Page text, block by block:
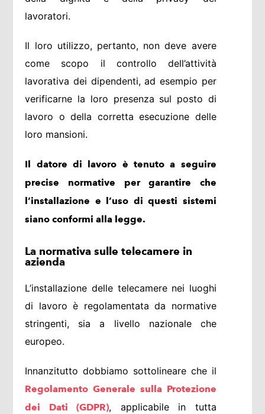
lavoratori.
Il loro utilizzo, pertanto, non deve avere
come scopo il controllo dell’attività
lavorativa dei dipendenti, ad esempio per
verificarne la loro presenza sul posto di
lavoro o della corretta esecuzione delle
loro mansioni.
Il datore di lavoro è tenuto a seguire
precise normative per garantire che
l’installazione e l’uso di questi sistemi
siano conformi alla legge.
La normativa sulle telecamere in
azienda
L’installazione delle telecamere nei luoghi
di lavoro è regolamentata da normative
stringenti, sia a livello nazionale che
europeo.
Innanzitutto dobbiamo sottolineare che il
Regolamento Generale sulla Protezione
dei Dati (GDPR), applicabile in tutta